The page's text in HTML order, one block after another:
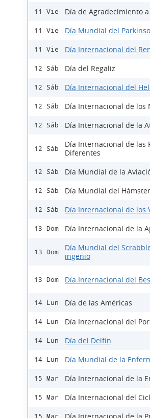
11 Vie Día de Agradecimiento
11 Vie Día Mundial del
11 Vie Día Internacional del
12 Sáb Día del Regaliz
12 Sáb Día Internacional del
12 Sáb Día Internacional de los
12 Sáb Día Internacional de la
12 Sáb
Día Internacional de las
Diferentes
12 Sáb Día Mundial de la
12 Sáb Día Mundial del Hámster
12 Sáb Día Internacional de los
13 Dom Día Internacional de la
13 Dom
Día Mundial del
ingenio
13 Dom Día Internacional del
14 Lun Día de las Américas
14 Lun Día Internacional del
14 Lun Día del Delfín
14 Lun Día Mundial de la
15 Mar Día Internacional de la
15 Mar Día Internacional del
15 Mar